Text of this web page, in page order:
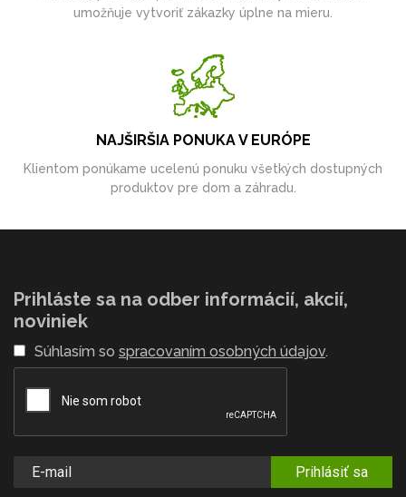
umožňuje vytvoriť zákazky úplne na mieru.
NAJŠIRŠIA PONUKA V EURÓPE
Klientom ponúkame ucelenú ponuku všetkých dostupných
produktov pre dom a záhradu.
Prihláste sa na odber informácií, akcií,
noviniek
Súhlasím so spracovaním osobných údajov.
Prihlásiť sa